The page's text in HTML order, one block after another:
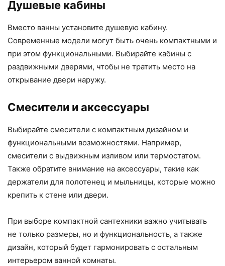
Душевые кабины
Вместо ванны установите душевую кабину.
Современные модели могут быть очень компактными и
при этом функциональными. Выбирайте кабины с
раздвижными дверями, чтобы не тратить место на
открывание двери наружу.
Смесители и аксессуары
Выбирайте смесители с компактным дизайном и
функциональными возможностями. Например,
смесители с выдвижным изливом или термостатом.
Также обратите внимание на аксессуары, такие как
держатели для полотенец и мыльницы, которые можно
крепить к стене или двери.
При выборе компактной сантехники важно учитывать
не только размеры, но и функциональность, а также
дизайн, который будет гармонировать с остальным
интерьером ванной комнаты.